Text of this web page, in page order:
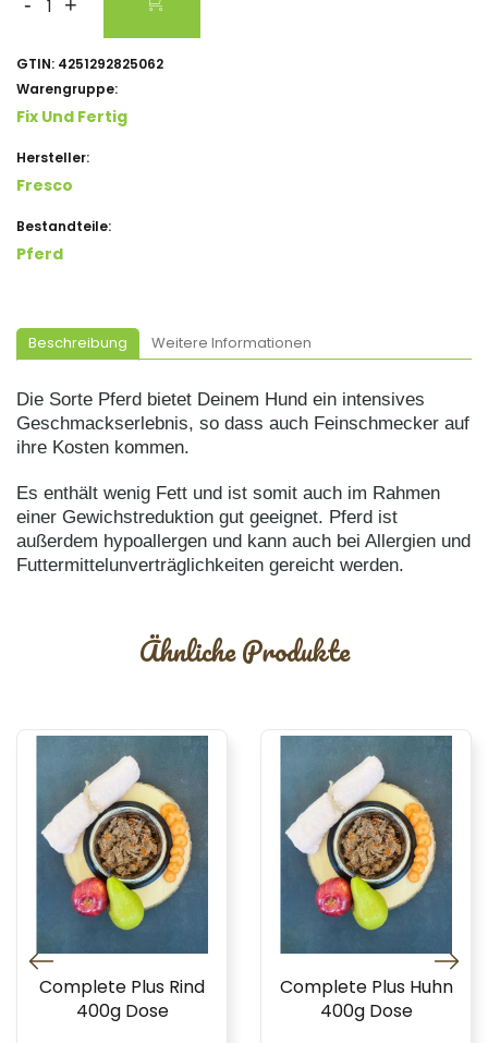
GTIN: 4251292825062
Warengruppe:
Fix Und Fertig
Hersteller:
Fresco
Bestandteile:
Pferd
Beschreibung Weitere Informationen
Die Sorte Pferd bietet Deinem Hund ein intensives
Geschmackserlebnis, so dass auch Feinschmecker auf
ihre Kosten kommen.
Es enthält wenig Fett und ist somit auch im Rahmen
einer Gewichstreduktion gut geeignet. Pferd ist
außerdem hypoallergen und kann auch bei Allergien und
Futtermittelunverträglichkeiten gereicht werden.
Ähnliche Produkte
Complete Plus Rind
400g Dose
Complete Plus Huhn
400g Dose